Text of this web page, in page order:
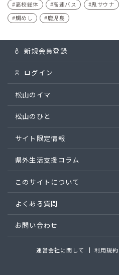
高校総体
高速バス 鬼サウナ
鯛めし
鹿児島
新規会員登録
ログイン
松山のイマ
松山のひと
サイト限定情報
県外生活支援コラム
このサイトについて
よくある質問
お問い合わせ
運営会社に関して 利用規約